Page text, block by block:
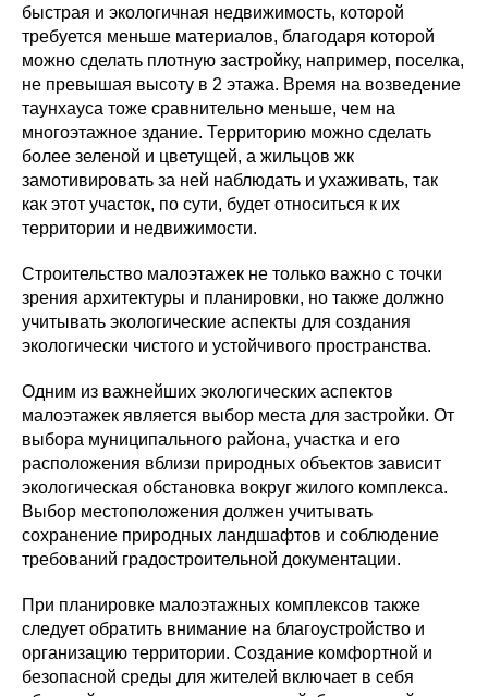
быстрая и экологичная недвижимость, которой
требуется меньше материалов, благодаря которой
можно сделать плотную застройку, например, поселка,
не превышая высоту в 2 этажа. Время на возведение
таунхауса тоже сравнительно меньше, чем на
многоэтажное здание. Территорию можно сделать
более зеленой и цветущей, а жильцов жк
замотивировать за ней наблюдать и ухаживать, так
как этот участок, по сути, будет относиться к их
территории и недвижимости.
Строительство малоэтажек не только важно с точки
зрения архитектуры и планировки, но также должно
учитывать экологические аспекты для создания
экологически чистого и устойчивого пространства.
Одним из важнейших экологических аспектов
малоэтажек является выбор места для застройки. От
выбора муниципального района, участка и его
расположения вблизи природных объектов зависит
экологическая обстановка вокруг жилого комплекса.
Выбор местоположения должен учитывать
сохранение природных ландшафтов и соблюдение
требований градостроительной документации.
При планировке малоэтажных комплексов также
следует обратить внимание на благоустройство и
организацию территории. Создание комфортной и
безопасной среды для жителей включает в себя